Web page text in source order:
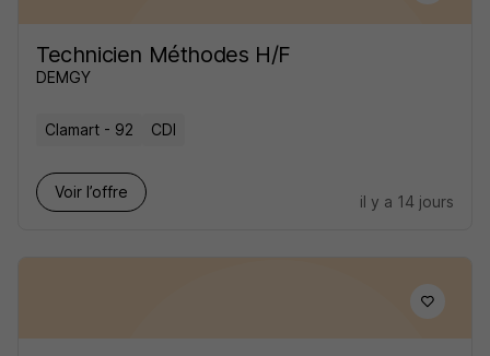
Technicien Méthodes H/F
DEMGY
Clamart - 92 CDI
Voir l’offre
il y a 14 jours